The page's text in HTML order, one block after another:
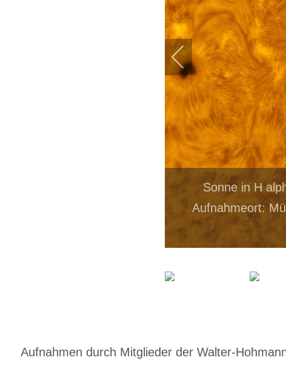
Sonne in H
Aufnahmeort:
Aufnahmen durch Mitglieder der Walter-